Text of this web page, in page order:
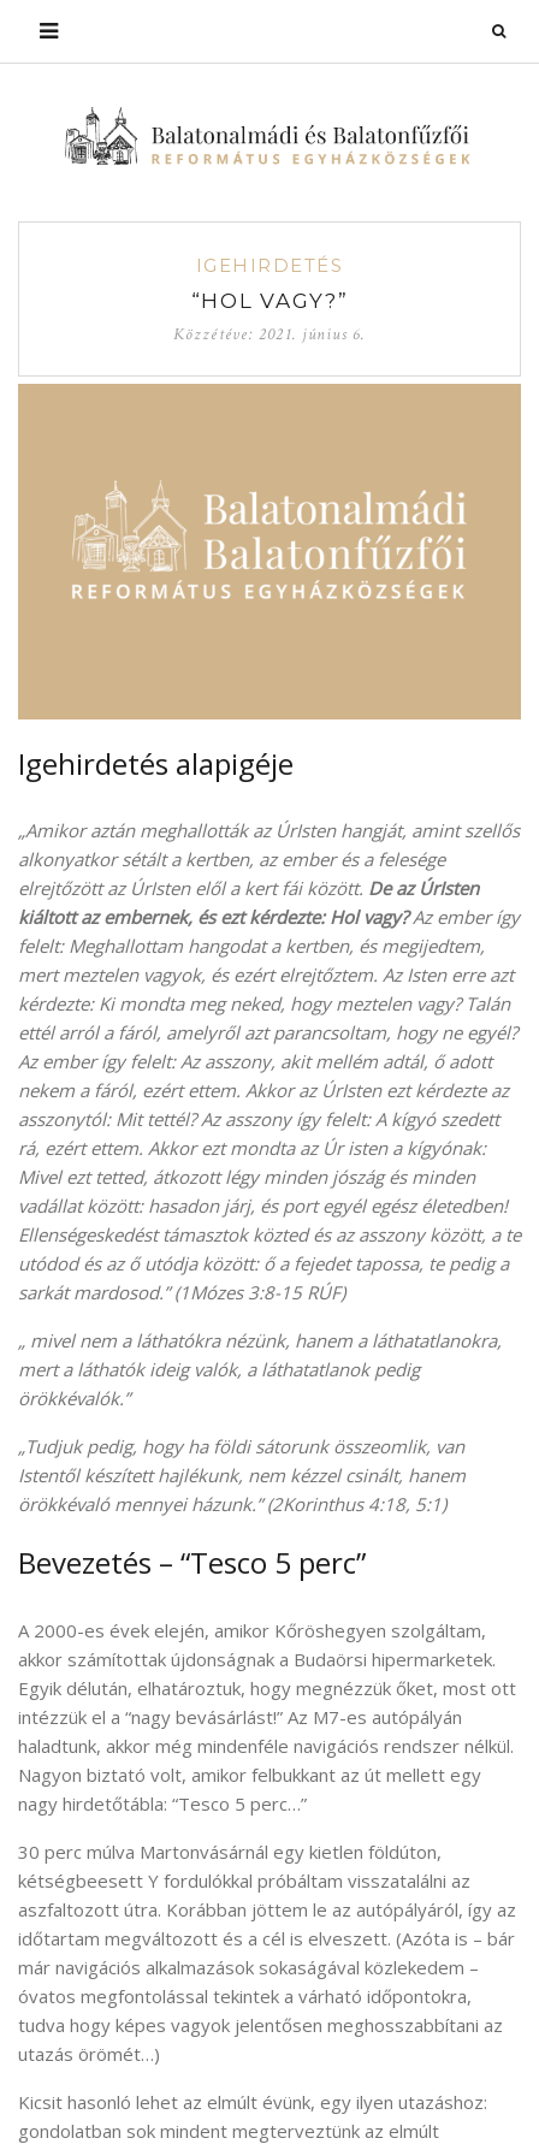
IGEHIRDETÉS
“HOL VAGY?”
Közzétéve:2021. június 6.
Igehirdetés alapigéje
„Amikor aztán meghallották az ÚrIsten hangját, amint szellős
alkonyatkor sétált a kertben, az ember és a felesége
elrejtőzött az ÚrIsten elől a kert fái között. De az ÚrIsten
kiáltott az embernek, és ezt kérdezte: Hol vagy?Az ember így
felelt: Meghallottam hangodat a kertben, és megijedtem,
mert meztelen vagyok, és ezért elrejtőztem. Az Isten erre azt
kérdezte: Ki mondta meg neked, hogy meztelen vagy? Talán
ettél arról a fáról, amelyről azt parancsoltam, hogy ne egyél?
Az ember így felelt: Az asszony, akit mellém adtál, ő adott
nekem a fáról, ezért ettem. Akkor az ÚrIsten ezt kérdezte az
asszonytól: Mit tettél? Az asszony így felelt: A kígyó szedett
rá, ezért ettem. Akkor ezt mondta az Úr isten a kígyónak:
Mivel ezt tetted, átkozott légy minden jószág és minden
vadállat között: hasadon járj, és port egyél egész életedben!
Ellenségeskedést támasztok közted és az asszony között, a te
utódod és az ő utódja között: ő a fejedet tapossa, te pedig a
sarkát mardosod.” (1Mózes 3:8-15 RÚF)
„ mivel nem a láthatókra nézünk, hanem a láthatatlanokra,
mert a láthatók ideig valók, a láthatatlanok pedig
örökkévalók.”
„Tudjuk pedig, hogy ha földi sátorunk összeomlik, van
Istentől készített hajlékunk, nem kézzel csinált, hanem
örökkévaló mennyei házunk.” (2Korinthus 4:18, 5:1)
Bevezetés – “Tesco 5 perc”
A 2000-es évek elején, amikor Kőröshegyen szolgáltam,
akkor számítottak újdonságnak a Budaörsi hipermarketek.
Egyik délután, elhatároztuk, hogy megnézzük őket, most ott
intézzük el a “nagy bevásárlást!” Az M7-es autópályán
haladtunk, akkor még mindenféle navigációs rendszer nélkül.
Nagyon biztató volt, amikor felbukkant az út mellett egy
nagy hirdetőtábla: “Tesco 5 perc…”
30 perc múlva Martonvásárnál egy kietlen földúton,
kétségbeesett Y fordulókkal próbáltam visszatalálni az
aszfaltozott útra. Korábban jöttem le az autópályáról, így az
időtartam megváltozott és a cél is elveszett. (Azóta is – bár
már navigációs alkalmazások sokaságával közlekedem –
óvatos megfontolással tekintek a várható időpontokra,
tudva hogy képes vagyok jelentősen meghosszabbítani az
utazás örömét…)
Kicsit hasonló lehet az elmúlt évünk, egy ilyen utazáshoz:
gondolatban sok mindent megterveztünk az elmúlt